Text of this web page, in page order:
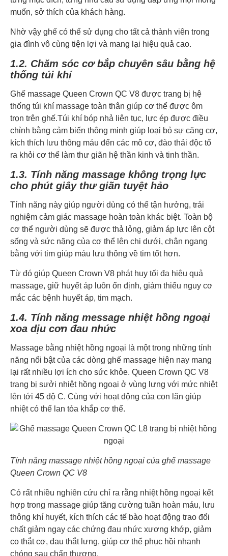
muốn, sở thích của khách hàng.
Nhờ vậy ghế có thể sử dụng cho tất cả thành viên trong
gia đình vô cùng tiện lợi và mang lại hiệu quả cao.
1.2. Chăm sóc cơ bắp chuyên sâu bằng hệ
thống túi khí
Ghế massage Queen Crown QC V8 được trang bị hệ
thống túi khí massage toàn thân giúp cơ thể được ôm
trọn trên ghế.Túi khí bóp nhả liên tục, lực ép được điều
chỉnh bằng cảm biến thông minh giúp loại bỏ sự căng cơ,
kích thích lưu thông máu đến các mô cơ, đào thải độc tố
ra khỏi cơ thể làm thư giãn hệ thần kinh và tinh thần.
1.3. Tính năng massage không trọng lực
cho phút giây thư giãn tuyệt hảo
Tính năng này giúp người dùng có thể tận hưởng, trải
nghiệm cảm giác massage hoàn toàn khác biệt. Toàn bộ
cơ thể người dùng sẽ được thả lỏng, giảm áp lực lên cột
sống và sức nặng của cơ thể lên chi dưới, chân ngang
bằng với tim giúp máu lưu thông về tim tốt hơn.
Từ đó giúp Queen Crown V8 phát huy tối đa hiệu quả
massage, giữ huyết áp luôn ổn định, giảm thiểu nguy cơ
mắc các bệnh huyết áp, tim mạch.
1.4. Tính năng message nhiệt hồng ngoại
xoa dịu cơn đau nhức
Massage bằng nhiệt hồng ngoại là một trong những tính
năng nổi bật của các dòng ghế massage hiện nay mang
lại rất nhiều lợi ích cho sức khỏe. Queen Crown QC V8
trang bị sưởi nhiệt hồng ngoại ở vùng lưng với mức nhiệt
lên tới 45 độ C. Cùng với hoạt động của con lăn giúp
nhiệt có thể lan tỏa khắp cơ thể.
Tính năng massage nhiệt hồng ngoại của ghế massage
Queen Crown QC V8
Có rất nhiều nghiên cứu chỉ ra rằng nhiệt hồng ngoại kết
hợp trong massage giúp tăng cường tuần hoàn máu, lưu
thông khí huyết, kích thích các tế bào hoạt động trao đổi
chất giảm ngay các chứng đau nhức xương khớp, giảm
co thắt cơ, đau thắt lưng, giúp cơ thể phục hồi nhanh
chóng sau chấn thương.